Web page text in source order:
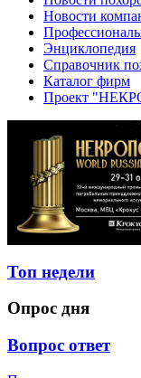
Новости
Энциклопедия
Справочник
Каталог фирм
Проект
Топ недели
Опрос дня
Вопрос ответ